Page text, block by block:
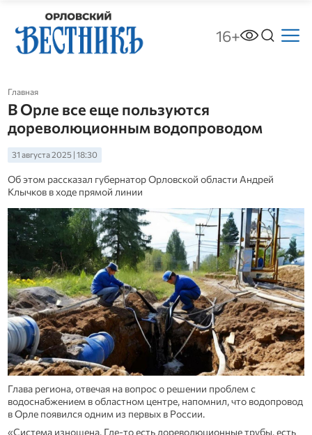
16+
Главная
В Орле все еще пользуются
дореволюционным водопроводом
31 августа 2025 | 18:30
Об этом рассказал губернатор Орловской области Андрей
Клычков в ходе прямой линии
Глава региона, отвечая на вопрос о решении проблем с
водоснабжением в областном центре, напомнил, что водопровод
в Орле появился одним из первых в России.
«Система изношена. Где-то есть дореволюционные трубы, есть